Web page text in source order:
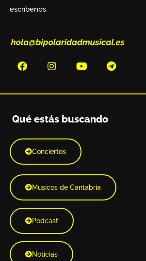
escríbenos
Qué estás buscando
Conciertos
Musicos de Cantabria
Podcast
Noticias